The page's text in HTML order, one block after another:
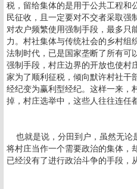
税，留给集体的是用于公共工程和
民征收，且一定要对不交者采取强
对农户频繁使用强制手段，最多只
力。村社集体与传统社会的乡村组
法制时代，已是国家垄断了所有可
强制手段，村庄边界的开放也使村
家为了顺利征税，倾向默许村社干
经纪变为赢利型经纪。这样一来，
掉，村庄选举中，这些人往往连任
也就是说，分田到户，虽然无论
将村庄当作一个需要政治的集体，
已经没有了进行政治斗争的手段，